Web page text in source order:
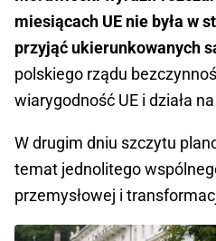
miesiącach UE nie była w
przyjąć ukierunkowanych
polskiego rządu
wiarygodność UE i działa
W drugim dniu szczytu
temat jednolitego
przemysłowej i